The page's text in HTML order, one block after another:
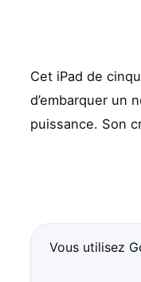
Cet iPad de
d’embarquer un
puissance. Son
Vous utilisez